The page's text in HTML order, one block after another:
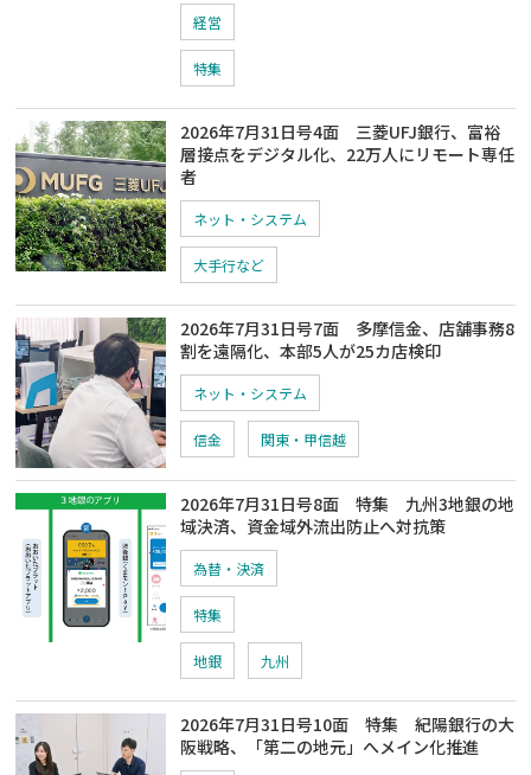
経営
特集
2026年7月31日号4面 三菱UFJ銀行、富裕
層接点をデジタル化、22万人にリモート専任
者
ネット・システム
大手行など
2026年7月31日号7面 多摩信金、店舗事務8
割を遠隔化、本部5人が25カ店検印
ネット・システム
信金 関東・甲信越
2026年7月31日号8面 特集 九州3地銀の地
域決済、資金域外流出防止へ対抗策
為替・決済
特集
地銀 九州
2026年7月31日号10面 特集 紀陽銀行の大
阪戦略、「第二の地元」へメイン化推進